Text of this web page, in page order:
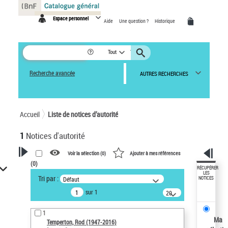
Espace personnel Aide Une question ? Historique
Tout
Recherche avancée AUTRES RECHERCHES
Accueil Liste de notices d’autorité
1 Notices d'autorité
VOTRE RECHERCHE
Recherche avancée dans les
notices d’autorité
Œuvres liées à l'auteur :
Temperton, Rod (1947-2016)
Voir la sélection (0) Ajouter à mes références
(0)
Tri par : Défaut
sur 1
20
résultats/page
1
Temperton, Rod (1947-2016)
RÉCUPÉRER
LES
NOTICES
Ma
Panneau de gestion des cookies